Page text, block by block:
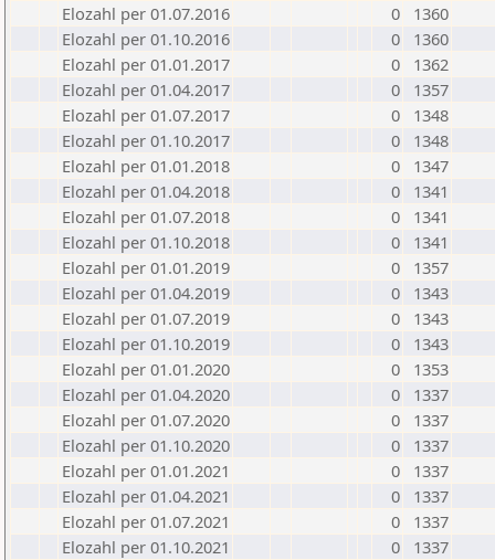
Elozahl per 01.07.2016
0
1360
Elozahl per 01.10.2016
0
1360
Elozahl per 01.01.2017
0
1362
Elozahl per 01.04.2017
0
1357
Elozahl per 01.07.2017
0
1348
Elozahl per 01.10.2017
0
1348
Elozahl per 01.01.2018
0
1347
Elozahl per 01.04.2018
0
1341
Elozahl per 01.07.2018
0
1341
Elozahl per 01.10.2018
0
1341
Elozahl per 01.01.2019
0
1357
Elozahl per 01.04.2019
0
1343
Elozahl per 01.07.2019
0
1343
Elozahl per 01.10.2019
0
1343
Elozahl per 01.01.2020
0
1353
Elozahl per 01.04.2020
0
1337
Elozahl per 01.07.2020
0
1337
Elozahl per 01.10.2020
0
1337
Elozahl per 01.01.2021
0
1337
Elozahl per 01.04.2021
0
1337
Elozahl per 01.07.2021
0
1337
Elozahl per 01.10.2021
0
1337